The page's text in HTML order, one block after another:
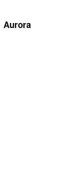
Aurora